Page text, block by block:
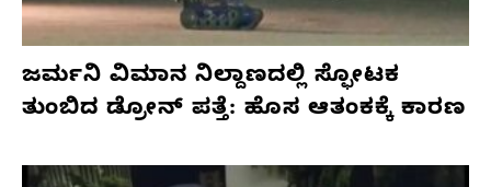
ಜರ್ಮನಿ ವಿಮಾನ ನಿಲ್ದಾಣದಲ್ಲಿ ಸ್ಫೋಟಕ
ತುಂಬಿದ ಡ್ರೋನ್ ಪತ್ತೆ: ಹೊಸ ಆತಂಕಕ್ಕೆ ಕಾರಣ